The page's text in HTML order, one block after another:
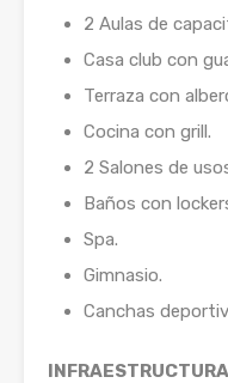
2 Aulas de
Casa club con
Terraza con
Cocina con grill.
2 Salones de
Baños con
Spa.
Gimnasio.
Canchas